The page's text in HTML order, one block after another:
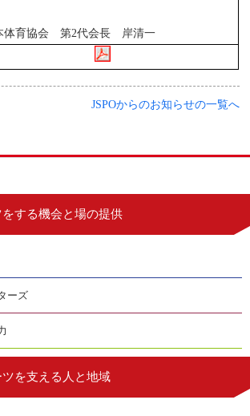
体育協会 第2代会長 岸清一
JSPOからのお知らせの一覧へ
をする機会と場の提供
ーズ
を支える人と地域